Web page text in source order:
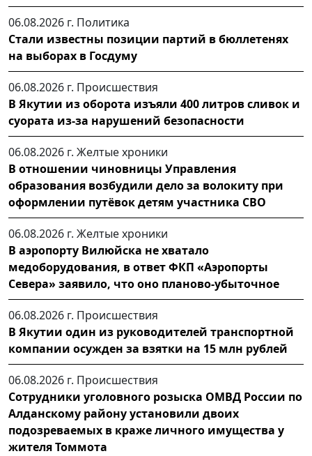
06.08.2026 г. Политика
Стали известны позиции партий в бюллетенях
на выборах в Госдуму
06.08.2026 г. Происшествия
В Якутии из оборота изъяли 400 литров сливок и
суората из-за нарушений безопасности
06.08.2026 г. Желтые хроники
В отношении чиновницы Управления
образования возбудили дело за волокиту при
оформлении путёвок детям участника СВО
06.08.2026 г. Желтые хроники
В аэропорту Вилюйска не хватало
медоборудования, в ответ ФКП «Аэропорты
Севера» заявило, что оно планово-убыточное
06.08.2026 г. Происшествия
В Якутии один из руководителей транспортной
компании осужден за взятки на 15 млн рублей
06.08.2026 г. Происшествия
Сотрудники уголовного розыска ОМВД России по
Алданскому району установили двоих
подозреваемых в краже личного имущества у
жителя Томмота